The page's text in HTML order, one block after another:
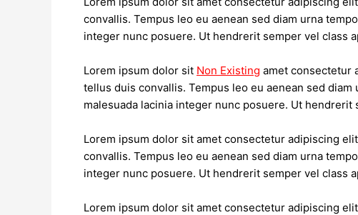
convallis. Tempus leo eu aenean sed diam urna
integer nunc posuere. Ut hendrerit semper vel class
Lorem ipsum dolor sit Non Existing amet consectetur
tellus duis convallis. Tempus leo eu aenean sed
malesuada lacinia integer nunc posuere. Ut
Lorem ipsum dolor sit amet consectetur adipiscing
convallis. Tempus leo eu aenean sed diam urna
integer nunc posuere. Ut hendrerit semper vel class
Lorem ipsum dolor sit amet consectetur adipiscing